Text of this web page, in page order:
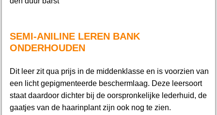
SEMI-ANILINE LEREN BANK
ONDERHOUDEN
Dit leer zit qua prijs in de middenklasse en is voorzien van
een licht gepigmenteerde beschermlaag. Deze leersoort
staat daardoor dichter bij de oorspronkelijke lederhuid, de
gaatjes van de haarinplant zijn ook nog te zien.